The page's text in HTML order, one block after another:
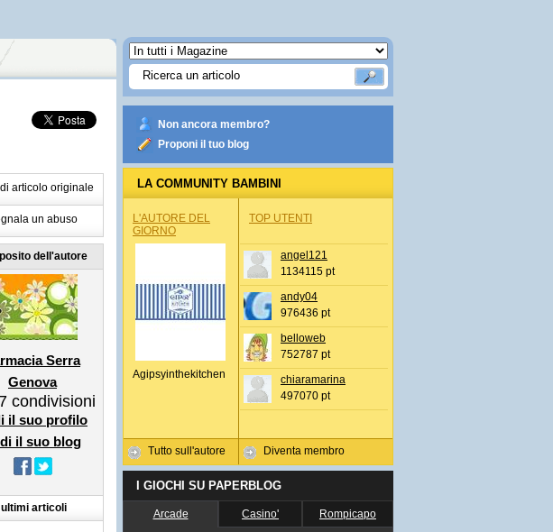
articolo originale
un abuso
dell'autore
Serra
Genova
condivisioni
il suo profilo
il suo blog
ultimi articoli
Non ancora membro?
Proponi il tuo blog
LA COMMUNITY BAMBINI
L'AUTORE DEL
GIORNO
Agipsyinthekitchen
Tutto sull'autore
TOP UTENTI
angel121
1134115 pt
andy04
976436 pt
belloweb
752787 pt
chiaramarina
497070 pt
Diventa membro
I GIOCHI SU PAPERBLOG
Arcade Casino' Rompicapo